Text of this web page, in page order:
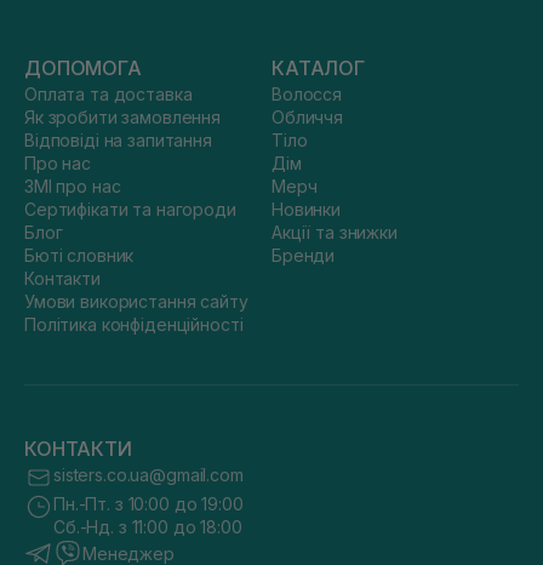
ДОПОМОГА
Оплата та доставка
Як зробити замовлення
Відповіді на запитання
Про нас
ЗМІ про нас
Сертифікати та нагороди
Блог
Бюті словник
Контакти
Умови використання сайту
Політика конфіденційності
КАТАЛОГ
Волосся
Обличчя
Тіло
Дім
Мерч
Новинки
Акції та знижки
Бренди
КОНТАКТИ
sisters.co.ua@gmail.com
Пн.-Пт. з 10:00 до 19:00
Сб.-Нд. з 11:00 до 18:00
Менеджер